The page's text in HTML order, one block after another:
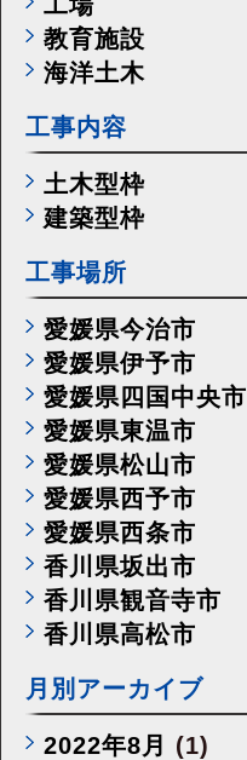
教育施設
海洋土木
工事内容
土木型枠
建築型枠
工事場所
愛媛県今治市
愛媛県伊予市
愛媛県四国中央市
愛媛県東温市
愛媛県松山市
愛媛県西予市
愛媛県西条市
香川県坂出市
香川県観音寺市
香川県高松市
月別アーカイブ
2022年8月
(1)